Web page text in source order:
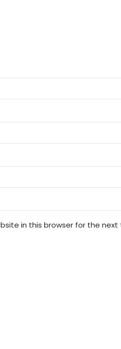
in this browser for the next